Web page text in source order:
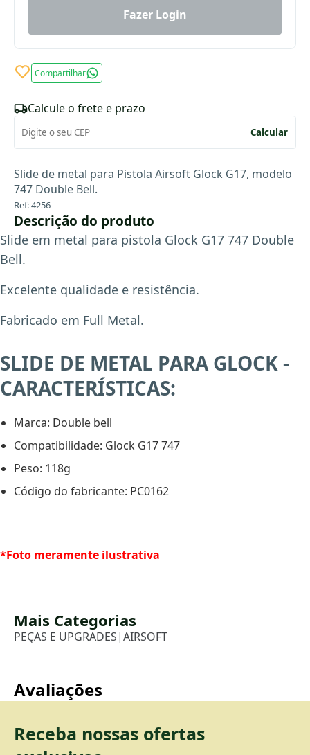
Fazer Login
Compartilhar
Calcule o frete e prazo
Calcular
Slide de metal para Pistola Airsoft Glock G17, modelo
747 Double Bell.
Ref: 4256
Descrição do produto
Slide em metal para pistola Glock G17 747 Double
Bell.
Excelente qualidade e resistência.
Fabricado em Full Metal.
SLIDE DE METAL PARA GLOCK -
CARACTERÍSTICAS:
Marca: Double bell
Compatibilidade: Glock G17 747
Peso: 118g
Código do fabricante: PC0162
*Foto meramente ilustrativa
Mais Categorias
PEÇAS E UPGRADES|AIRSOFT
Avaliações
Receba nossas ofertas